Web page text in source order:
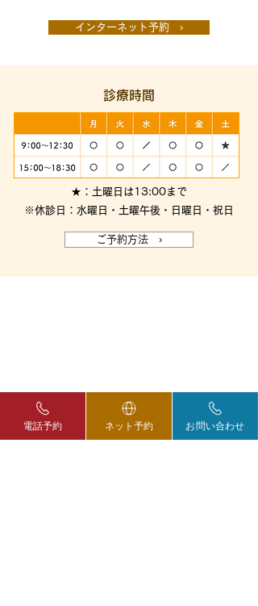
インターネット予約 ›
診療時間
★：土曜日は13:00まで
※休診日：水曜日・土曜午後・日曜日・祝日
ご予約方法 ›
電話予約 ネット予約 お問い合わせ